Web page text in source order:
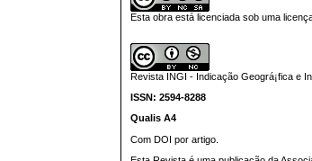
Esta obra está licenciada sob uma
Revista INGI - Indicação Geográ¡fica e
ISSN: 2594-8288
Qualis A4
Com DOI por artigo.